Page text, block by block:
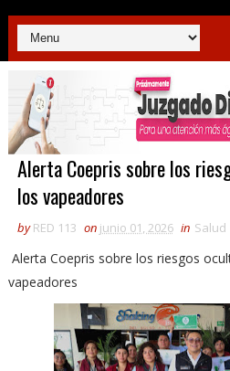
Alerta Coepris sobre los
los vapeadores
by RED 113 on junio 01, 2026 in Salud
Alerta Coepris sobre los riesgos
vapeadores